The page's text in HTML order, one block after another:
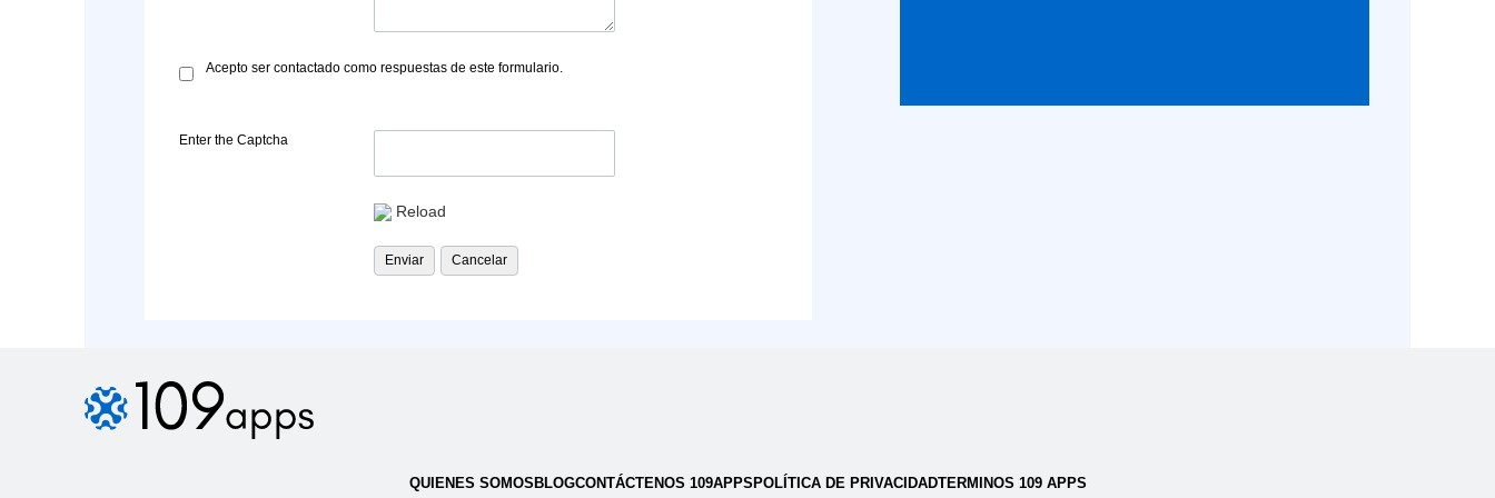
Acepto ser contactado como respuestas de este formulario.
Enter the Captcha
Reload
QUIENES SOMOS BLOGCONTÁCTENOS 109APPS POLÍTICA DE PRIVACIDADTERMINOS 109 APPS